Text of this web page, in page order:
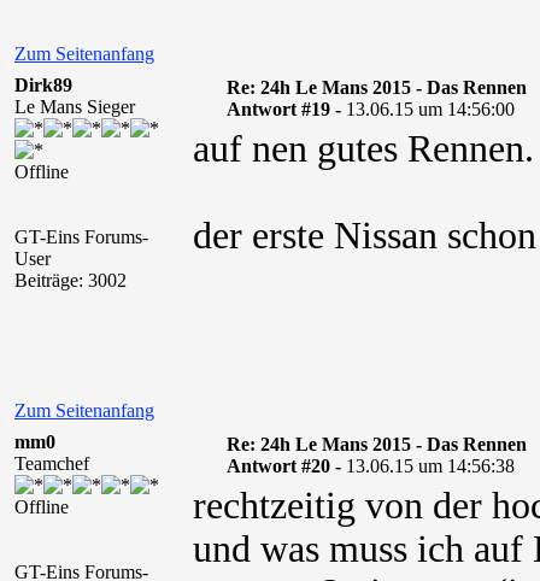
Zum Seitenanfang
Dirk89
Le Mans Sieger
Offline
GT-Eins Forums-
User
Beiträge: 3002
Re: 24h Le Mans 2015 - Das Rennen
Antwort #19 - 13.06.15 um 14:56:00
auf nen gutes Rennen.
der erste Nissan
Zum Seitenanfang
mm0
Teamchef
Offline
GT-Eins Forums-
Re: 24h Le Mans 2015 - Das Rennen
Antwort #20 - 13.06.15 um 14:56:38
rechtzeitig von der
und was muss ich